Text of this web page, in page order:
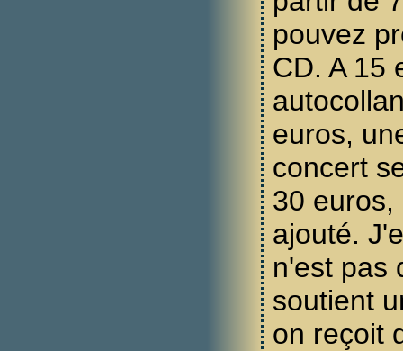
pouvez
CD. A 15
euros,
concert
30 euros,
ajouté.
n'est pas
soutient
on reçoit